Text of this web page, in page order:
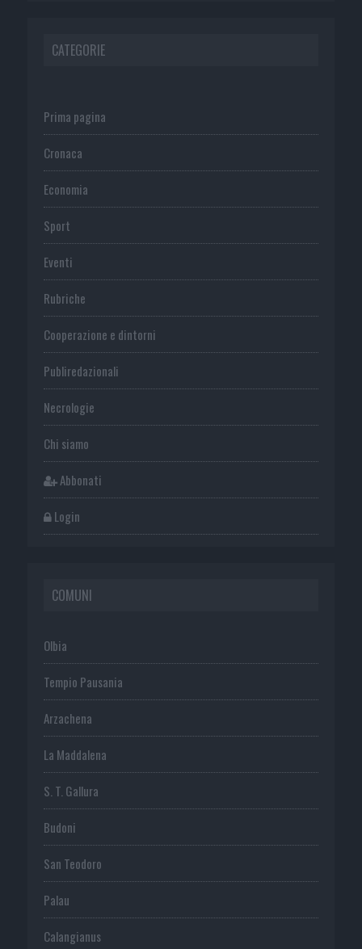
CATEGORIE
Prima pagina
Cronaca
Economia
Sport
Eventi
Rubriche
Cooperazione e dintorni
Publiredazionali
Necrologie
Chi siamo
Abbonati
Login
COMUNI
Olbia
Tempio Pausania
Arzachena
La Maddalena
S. T. Gallura
Budoni
San Teodoro
Palau
Calangianus